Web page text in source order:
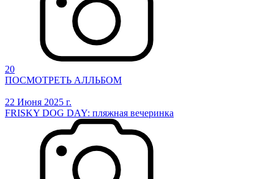
20
ПОСМОТРЕТЬ АЛЛЬБОМ
22 Июня 2025 г.
FRISKY DOG DAY: пляжная вечеринка